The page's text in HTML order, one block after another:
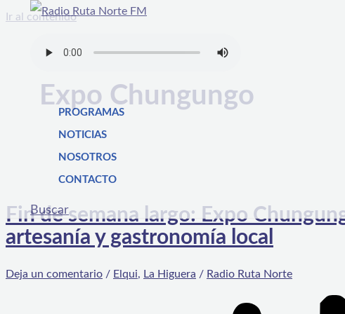
Ir al contenido
PROGRAMAS
NOTICIAS
NOSOTROS
CONTACTO
Buscar
Expo Chungungo
Fin de semana largo: Expo
artesanía y gastronomía local
Deja un comentario / Elqui, La Higuera / Radio Ruta Norte